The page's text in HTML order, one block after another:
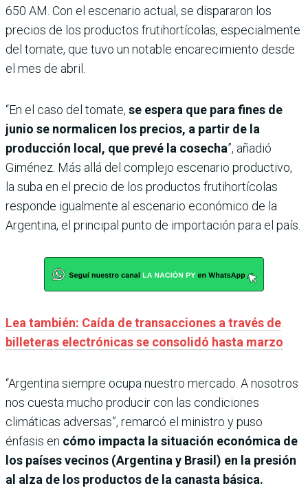
650 AM. Con el escenario actual, se dispararon los
precios de los productos frutihortícolas, especialmente
del tomate, que tuvo un notable encarecimiento desde
el mes de abril.
“En el caso del tomate, se espera que para fines de
junio se normalicen los precios, a partir de la
producción local, que prevé la cosecha”, añadió
Giménez. Más allá del complejo escenario productivo,
la suba en el precio de los productos frutihortícolas
responde igualmente al escenario económico de la
Argentina, el principal punto de importación para el país.
Lea también: Caída de transacciones a través de
billeteras electrónicas se consolidó hasta marzo
“Argentina siempre ocupa nuestro mercado. A nosotros
nos cuesta mucho producir con las condiciones
climáticas adversas”, remarcó el ministro y puso
énfasis en cómo impacta la situación económica de
los países vecinos (Argentina y Brasil) en la presión
al alza de los productos de la canasta básica.